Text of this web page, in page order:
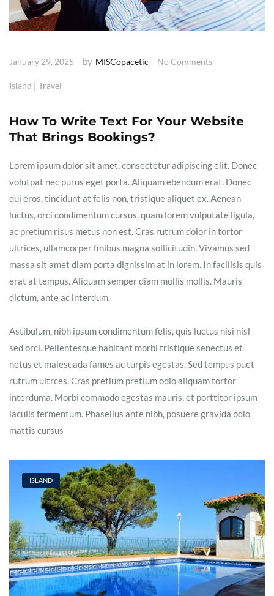
January 29, 2025 by MISCopacetic No Comments
Island | Travel
How To Write Text For Your Website
That Brings Bookings?
Lorem ipsum dolor sit amet, consectetur adipiscing elit. Donec
volutpat nec purus eget porta. Aliquam ebendum erat. Donec
dui eros, tincidunt at felis non, tristique aliquet ex. Aenean
luctus, orci condimentum cursus, quam lorem vulputate ligula,
ac pretium risus metus non est. Cras rutrum dolor in tortor
ultrices, ullamcorper finibus magna sollicitudin. Vivamus sed
massa sit amet diam porta dignissim at in lorem. In facilisis quis
erat at tempus. Aliquam semper diam mollis mollis. Mauris
dictum, ante ac interdum.
Astibulum, nibh ipsum condimentum felis, quis luctus nisi nisl
sed orci. Pellentesque habitant morbi tristique senectus et
netus et malesuada fames ac turpis egestas. Sed tempus puet
rutrum ultrces. Cras pretium pretium odio aliquam tortor
interduma. Morbi commodo egestas mauris, et porttitor ipsum
iaculis fermentum. Phasellus ante nibh, posuere gravida odio
mattis cursus
ISLAND